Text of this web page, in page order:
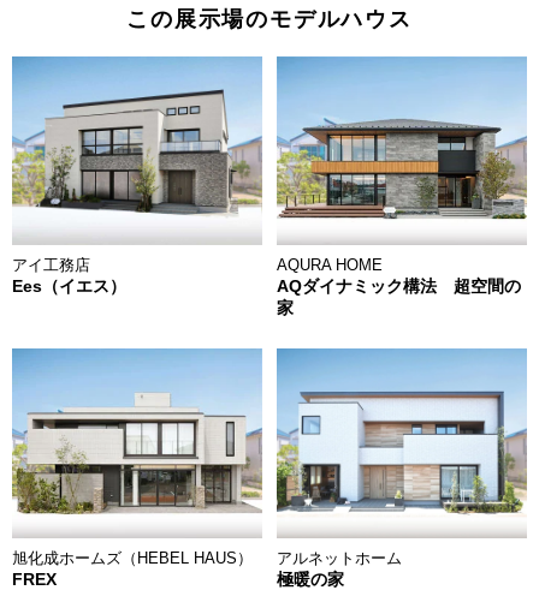
この展示場のモデルハウス
アイ工務店
Ees（イエス）
AQURA HOME
AQダイナミック構法 超空間の
家
旭化成ホームズ（HEBEL HAUS）
FREX
アルネットホーム
極暖の家